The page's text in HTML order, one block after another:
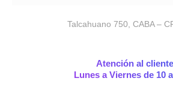
Talcahuano 750, CABA –
Atención al cliente
Lunes a Viernes de 10